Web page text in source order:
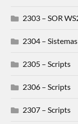
2303 – SOR
2304 –
2305 – Scripts
2306 – Scripts
2307 – Scripts